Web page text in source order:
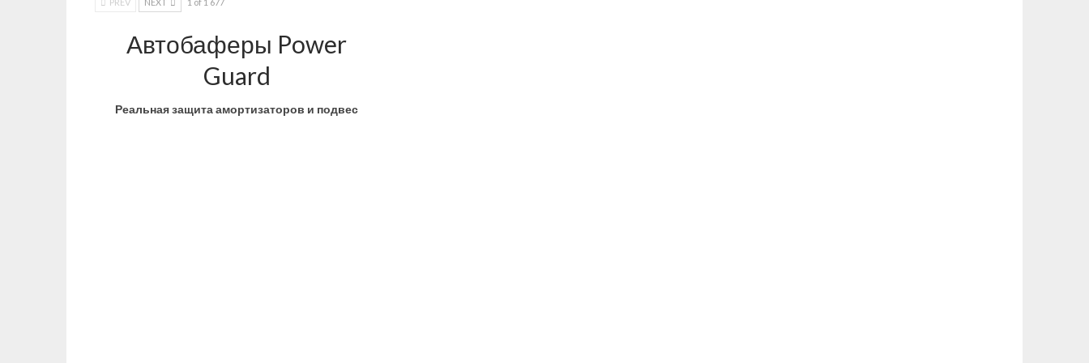
Автобаферы Power
Guard
Реальная защита амортизаторов и подвес